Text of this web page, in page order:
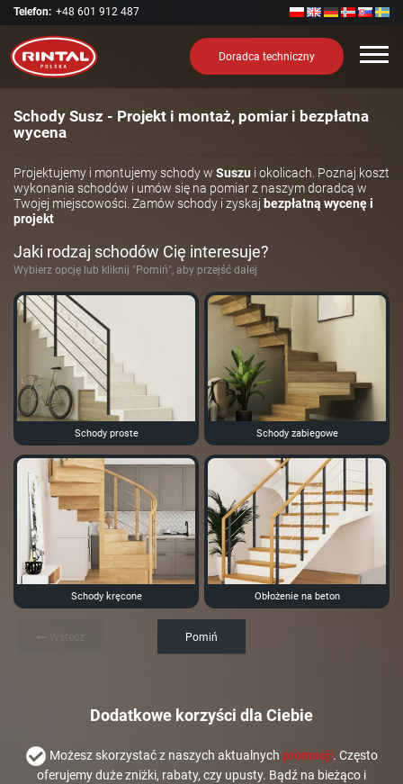
Telefon: +48 601 912 487
Doradca techniczny
Schody Susz - Projekt i montaż, pomiar i bezpłatna
wycena
Projektujemy i montujemy schody w Suszu i okolicach. Poznaj koszt
wykonania schodów i umów się na pomiar z naszym doradcą w
Twojej miejscowości. Zamów schody i zyskaj bezpłatną wycenę i
projekt
Jaki rodzaj schodów Cię interesuje?
Wybierz opcję lub kliknij "Pomiń", aby przejść dalej
Schody proste Schody zabiegowe
Schody kręcone Obłożenie na beton
Pomiń
Dodatkowe korzyści dla Ciebie
Możesz skorzystać z naszych aktualnych promocji. Często
oferujemy duże zniżki, rabaty, czy upusty. Bądź na bieżąco i